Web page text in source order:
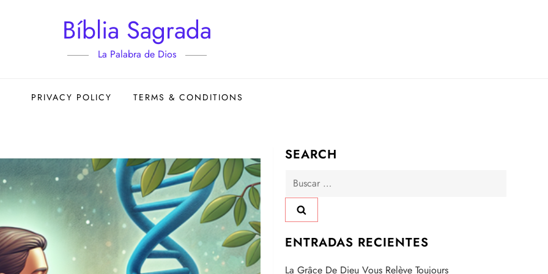
Bíblia Sagrada
La Palabra de Dios
PRIVACY POLICY TERMS & CONDITIONS
SEARCH
Buscar:
ENTRADAS RECIENTES
La Grâce De Dieu Vous Relève Toujours